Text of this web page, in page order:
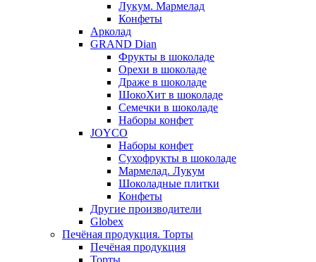
Лукум. Мармелад
Конфеты
Арколад
GRAND Dian
Фрукты в шоколаде
Орехи в шоколаде
Драже в шоколаде
ШокоХит в шоколаде
Семечки в шоколаде
Наборы конфет
JOYCO
Наборы конфет
Сухофрукты в шоколаде
Мармелад. Лукум
Шоколадные плитки
Конфеты
Другие производители
Globex
Печёная продукция. Торты
Печёная продукция
Торты